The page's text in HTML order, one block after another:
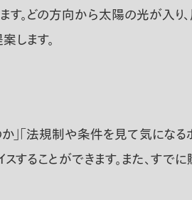
。どの方向から太陽の光が入り
します。
「法規制や条件を見て気になる
することができます。また、すで